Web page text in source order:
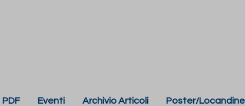
PDF Eventi Archivio Articoli Poster/